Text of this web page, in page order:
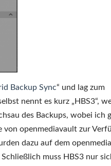
Backup Sync“ und lag zum
nennt es kurz „HBS3“,
des Backups, wobei ich
von openmediavault zur
dazu auf dem
muss HBS3 nur